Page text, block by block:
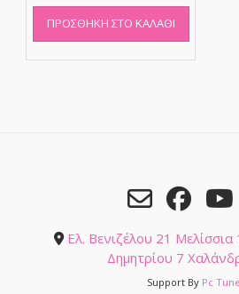
ΠΡΟΣΘΉΚΗ ΣΤΟ ΚΑΛΆΘΙ
Ελ. Βενιζέλου 21 Μελίσσια
Δημητρίου 7
Support By Pc